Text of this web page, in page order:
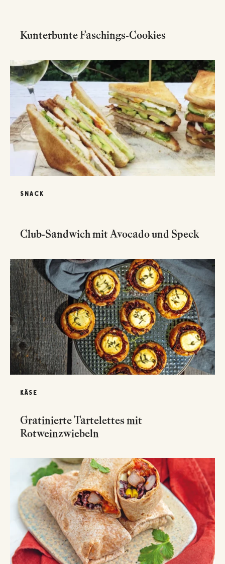
Kunterbunte Faschings-Cookies
SNACK
Club-Sandwich mit Avocado und Speck
KÄSE
Gratinierte Tartelettes mit
Rotweinzwiebeln